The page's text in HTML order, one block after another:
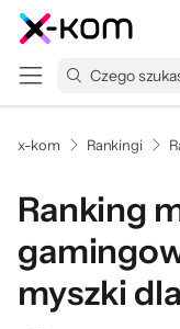
x-kom Rankingi
Ranking
myszki